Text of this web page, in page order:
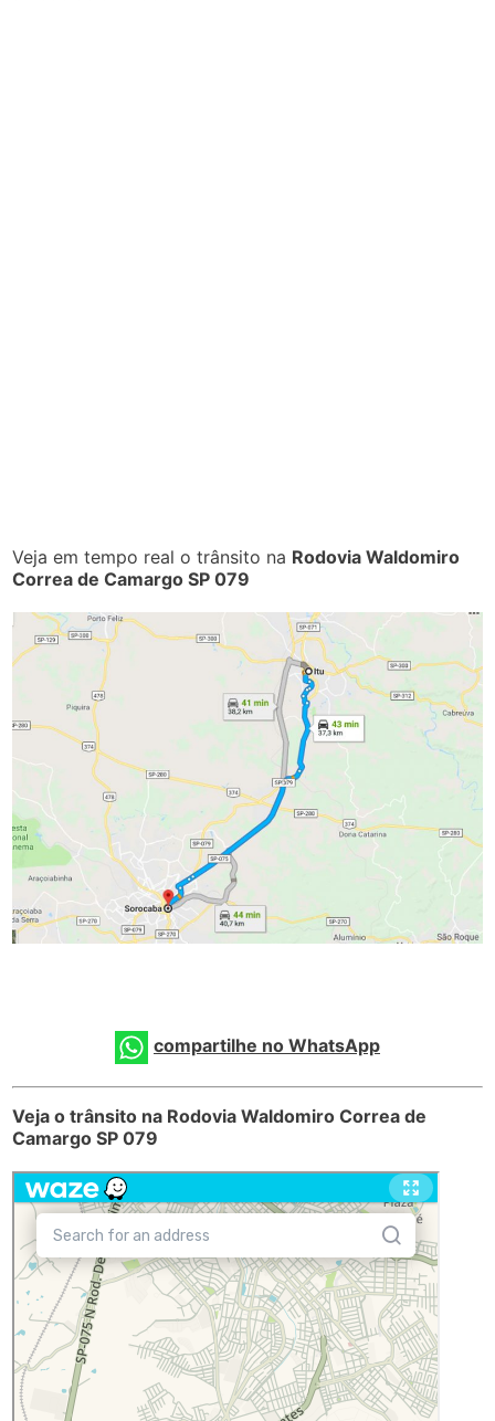
Veja em tempo real o trânsito na Rodovia Waldomiro
Correa de Camargo SP 079
compartilhe no WhatsApp
Veja o trânsito na Rodovia Waldomiro Correa de
Camargo SP 079